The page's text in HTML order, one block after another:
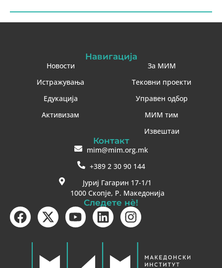
Навигација
Новости
Истражувања
Едукација
Активизам
За МИМ
Тековни проекти
Управен одбор
МИМ тим
Извештаи
Контакт
mim@mim.org.mk
+389 2 30 90 144
Јуриј Гагарин 17-1/1
1000 Скопје, Р. Македонија
Следете нè!